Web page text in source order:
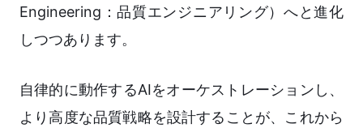
Engineering：品質エンジニアリング）へと進化
しつつあります。
自律的に動作するAIをオーケストレーションし、
より高度な品質戦略を設計することが、これから